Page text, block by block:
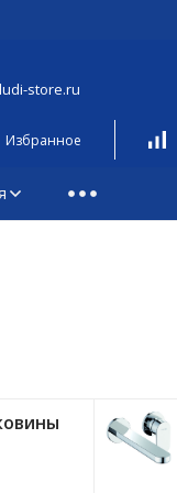
store.ru
Избранное